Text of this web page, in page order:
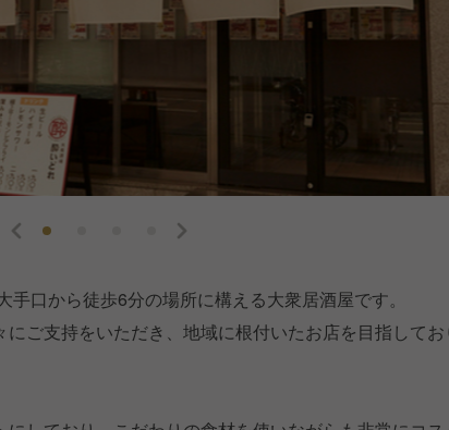
口から徒歩6分の場所に構える大衆居酒屋です。
ご支持をいただき、地域に根付いたお店を目指してお